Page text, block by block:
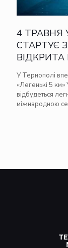
4 ТРАВНЯ
СТАРТУЄ
ВІДКРИТА
У Тернополі
«Легенькі 5
відбудеться
міжнародною